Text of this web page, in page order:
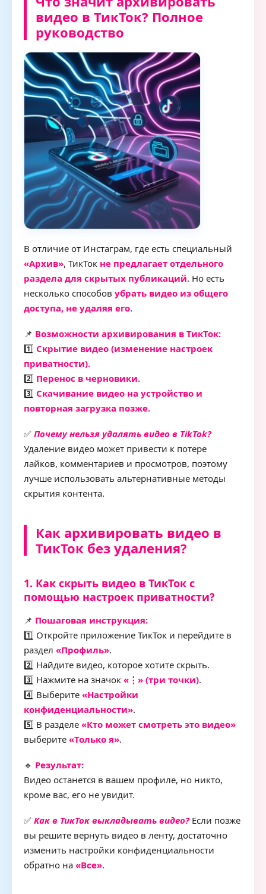
видео в ТикТок? Полное
руководство
В отличие от Инстаграм, где есть специальный
«Архив», ТикТок не предлагает отдельного
раздела для скрытых публикаций. Но есть
несколько способов убрать видео из общего
доступа, не удаляя его.
📌 Возможности архивирования в ТикТок:
1️⃣ Скрытие видео (изменение настроек
приватности).
2️⃣ Перенос в черновики.
3️⃣ Скачивание видео на устройство и
повторная загрузка позже.
✅ Почему нельзя удалять видео в TikTok?
Удаление видео может привести к потере
лайков, комментариев и просмотров, поэтому
лучше использовать альтернативные методы
скрытия контента.
Как архивировать видео в
ТикТок без удаления?
1. Как скрыть видео в ТикТок с
помощью настроек приватности?
📌 Пошаговая инструкция:
1️⃣ Откройте приложение ТикТок и перейдите в
раздел «Профиль».
2️⃣ Найдите видео, которое хотите скрыть.
3️⃣ Нажмите на значок «⋮» (три точки).
4️⃣ Выберите «Настройки
конфиденциальности».
5️⃣ В разделе «Кто может смотреть это видео»
выберите «Только я».
🔹 Результат:
Видео останется в вашем профиле, но никто,
кроме вас, его не увидит.
✅ Как в ТикТок выкладывать видео?Если позже
вы решите вернуть видео в ленту, достаточно
изменить настройки конфиденциальности
обратно на «Все».